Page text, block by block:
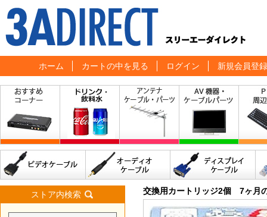
ホーム カートの中を見る ログイン 新規会員登録
ストア内検索 交換用カートリッジ2個 7ヶ月